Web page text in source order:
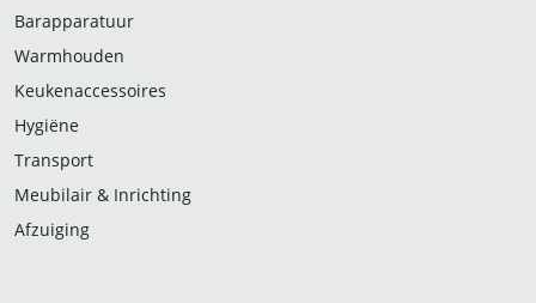
Barapparatuur
Warmhouden
Keukenaccessoires
Hygiëne
Transport
Meubilair & Inrichting
Afzuiging